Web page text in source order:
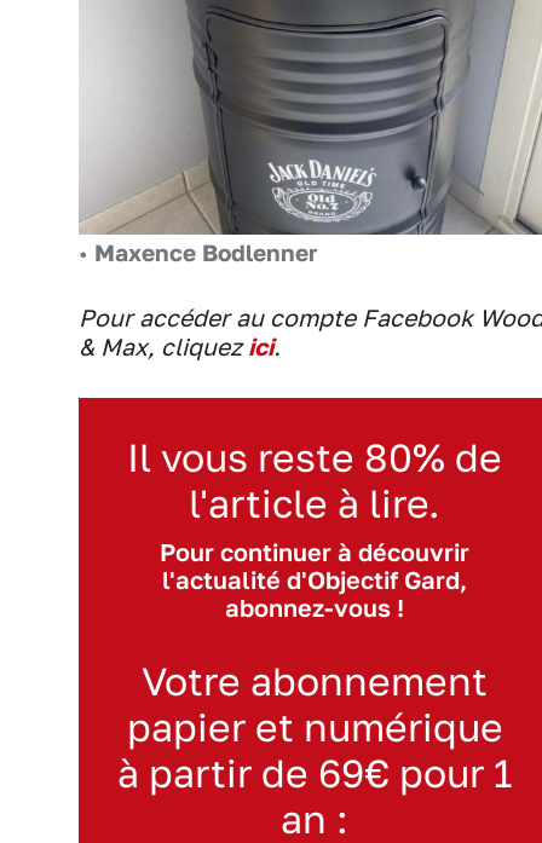
• Maxence Bodlenner
Pour accéder au compte Facebook
& Max, cliquezici.
Il vous reste 80% de
l'article à lire.
Pour continuer à découvrir
l'actualité d'Objectif Gard,
abonnez-vous !
Votre abonnement
papier et numérique
à partir de 69€ pour 1
an :